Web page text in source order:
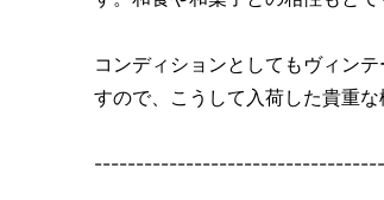
コンディションとしてもヴィン
すので、こうして入荷した貴重